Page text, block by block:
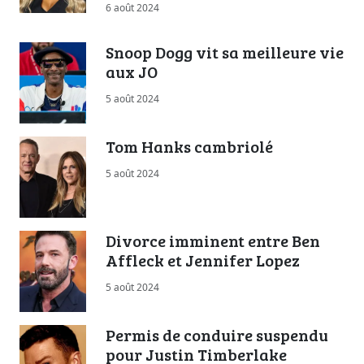
6 août 2024
Snoop Dogg vit sa meilleure vie
aux JO
5 août 2024
Tom Hanks cambriolé
5 août 2024
Divorce imminent entre Ben
Affleck et Jennifer Lopez
5 août 2024
Permis de conduire suspendu
pour Justin Timberlake